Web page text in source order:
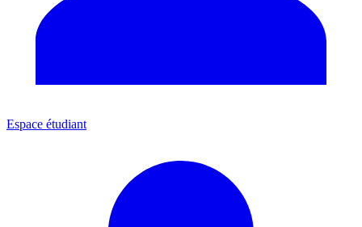
Espace étudiant